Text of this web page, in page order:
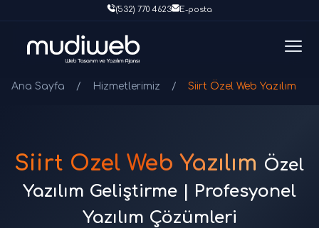
(532) 770 4623 E-posta
Ana Sayfa / Hizmetlerimiz / Siirt Özel Web Yazılım
Siirt Özel Web Yazılım Özel
Yazılım Geliştirme | Profesyonel
Yazılım Çözümleri